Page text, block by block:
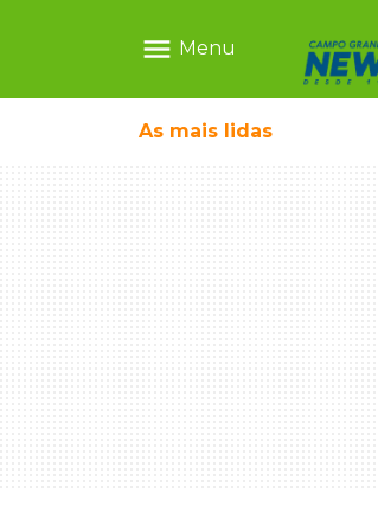
menu Menu
As mais lidas
dos pets em frente de casa